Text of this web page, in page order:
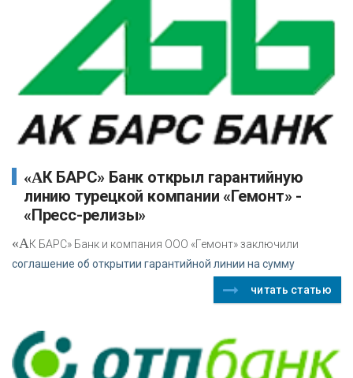
«АК БАРС» Банк открыл гарантийную
линию турецкой компании «Гемонт» -
«Пресс-релизы»
«АК БАРС» Банк и компания ООО «Гемонт» заключили
соглашение об открытии гарантийной линии на сумму
читать статью